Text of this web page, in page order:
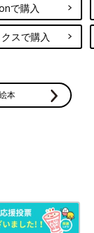
で購入
スで購入
本